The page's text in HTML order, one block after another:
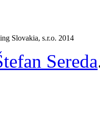
Slovakia, s.r.o. 2014
Sereda